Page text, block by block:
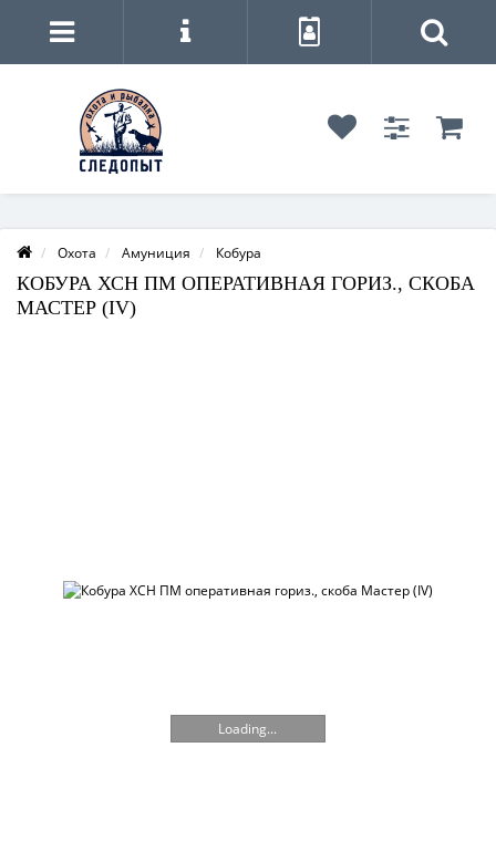
Охота Амуниция Кобура
КОБУРА ХСН ПМ ОПЕРАТИВНАЯ ГОРИЗ., СКОБА
МАСТЕР (IV)
Loading...